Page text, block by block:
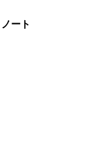
ート